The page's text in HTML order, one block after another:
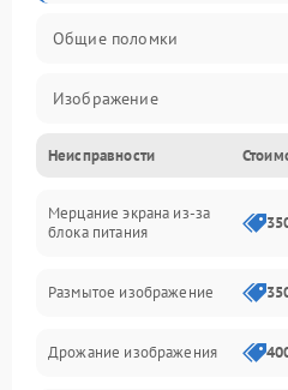
Общие поломки
Изображение
Лампа подсветки
Неисправность управления и
Неисправности
Мерцание экрана из-за
блока питания
Размытое изображение
Дрожание изображения